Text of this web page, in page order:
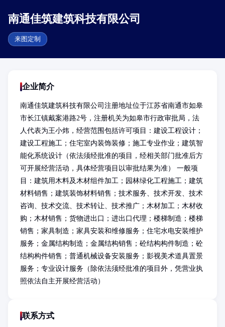
南通佳筑建筑科技有限公司
来图定制
企业简介
南通佳筑建筑科技有限公司注册地址位于江苏省南通市如皋
市长江镇戴案港路2号，注册机关为如皋市行政审批局，法
人代表为王小炜，经营范围包括许可项目：建设工程设计；
建设工程施工；住宅室内装饰装修；施工专业作业；建筑智
能化系统设计（依法须经批准的项目，经相关部门批准后方
可开展经营活动，具体经营项目以审批结果为准） 一般项
目：建筑用木料及木材组件加工；园林绿化工程施工；建筑
材料销售；建筑装饰材料销售；技术服务、技术开发、技术
咨询、技术交流、技术转让、技术推广；木材加工；木材收
购；木材销售；货物进出口；进出口代理；楼梯制造；楼梯
销售；家具制造；家具安装和维修服务；住宅水电安装维护
服务；金属结构制造；金属结构销售；砼结构构件制造；砼
结构构件销售；普通机械设备安装服务；影视美术道具置景
服务；专业设计服务（除依法须经批准的项目外，凭营业执
照依法自主开展经营活动）
联系方式